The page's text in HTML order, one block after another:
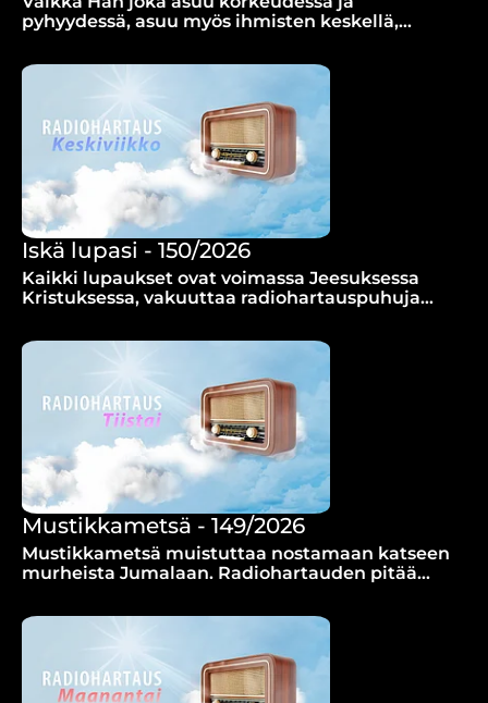
pyhyydessä, asuu myös ihmisten keskellä,
Iskä lupasi - 150/2026
Kaikki lupaukset ovat voimassa Jeesuksessa
Kristuksessa, vakuuttaa radiohartauspuhuja
Mustikkametsä - 149/2026
Mustikkametsä muistuttaa nostamaan katseen
murheista Jumalaan. Radiohartauden pitää